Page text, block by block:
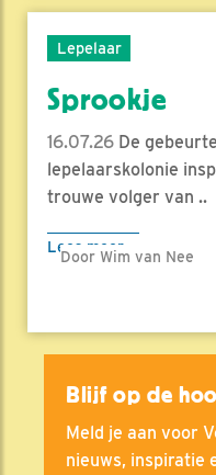
Lepelaar
Sprookje
16.07.26 De
lepelaarskolonie
trouwe volger van ..
Lees meer
Door Wim van Nee
Blijf op de
Meld je aan voor
nieuws, inspiratie